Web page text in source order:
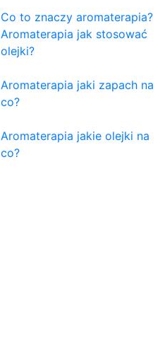
Co to znaczy aromaterapia?
Aromaterapia jak stosować
olejki?
Aromaterapia jaki zapach na
co?
Aromaterapia jakie olejki na
co?